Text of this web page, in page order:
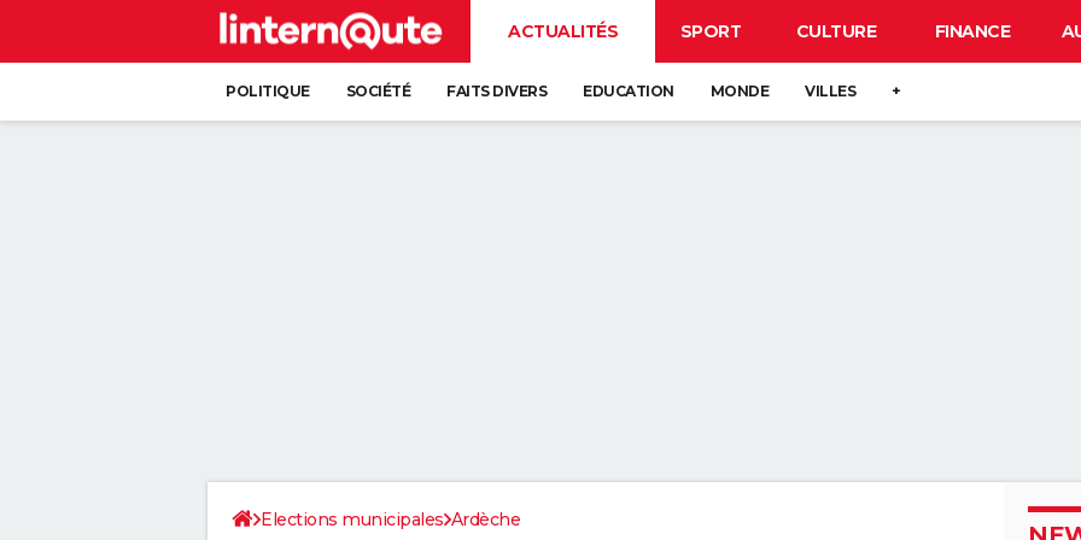
ACTUALITÉS SPORT CULTURE FINANCE
POLITIQUE SOCIÉTÉ FAITS DIVERS EDUCATION MONDE VILLES +
Elections municipales Ardèche